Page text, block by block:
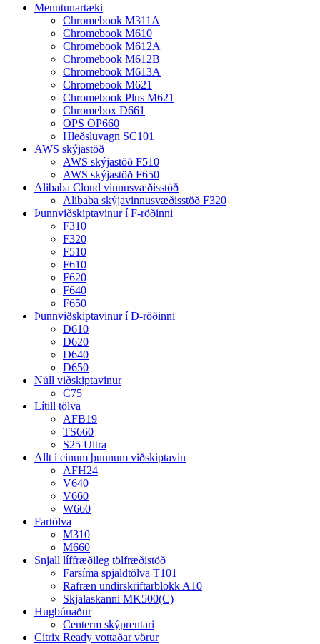
Menntunartæki
Chromebook M311A
Chromebook M610
Chromebook M612A
Chromebook M612B
Chromebook M613A
Chromebook M621
Chromebook Plus M621
Chromebox D661
OPS OP660
Hleðsluvagn SC101
AWS skýjastöð
AWS skýjastöð F510
AWS skýjastöð F650
Alibaba Cloud vinnusvæðisstöð
Alibaba skýjavinnusvæðisstöð F320
Þunnviðskiptavinur í F-röðinni
F310
F320
F510
F610
F620
F640
F650
Þunnviðskiptavinur í D-röðinni
D610
D620
D640
D650
Núll viðskiptavinur
C75
Lítill tölva
AFB19
TS660
S25 Ultra
Allt í einum þunnum viðskiptavin
AFH24
V640
V660
W660
Fartölva
M310
M660
Snjall líffræðileg tölfræðistöð
Farsíma spjaldtölva T101
Rafræn undirskriftarblokk A10
Skjalaskanni MK500(C)
Hugbúnaður
Centerm skýprentari
Citrix Ready vottaðar vörur